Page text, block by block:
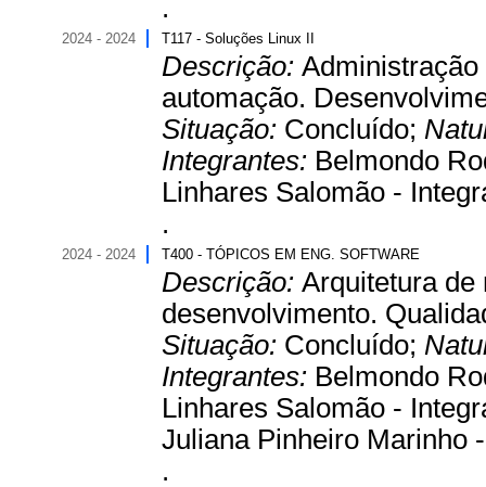
.
2024 - 2024 T117 - Soluções Linux II
Descrição:
automação.
Situação: Concluído;
Integrantes: Belmondo
Linhares Salomão -
.
2024 - 2024 T400 - TÓPICOS EM ENG. SOFTWARE
Descrição: Arquitetura de
desenvolvimento.
Situação: Concluído;
Integrantes: Belmondo
Linhares Salomão -
Juliana Pinheiro Marinho
.